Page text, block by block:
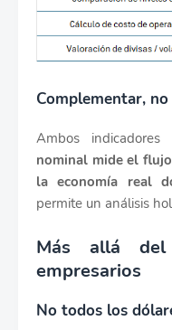
Complementar,
Ambos
nominal mide el
la economía real
permite un análisis
Más allá del
empresarios
No todos los